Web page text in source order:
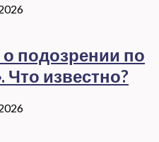
подозрении по
Что известно?